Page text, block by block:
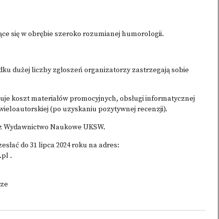
się w obrębie szeroko rozumianej humorologii.
dużej liczby zgłoszeń organizatorzy zastrzegają sobie
koszt materiałów promocyjnych, obsługi informatycznej
(po uzyskaniu pozytywnej recenzji).
Naukowe UKSW.
do 31 lipca 2024 roku na adres:
.